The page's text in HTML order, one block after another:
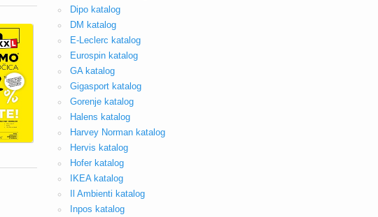
Dipo katalog
DM katalog
E-Leclerc katalog
Eurospin katalog
GA katalog
Gigasport katalog
Gorenje katalog
Halens katalog
Harvey Norman katalog
Hervis katalog
Hofer katalog
IKEA katalog
Il Ambienti katalog
Inpos katalog